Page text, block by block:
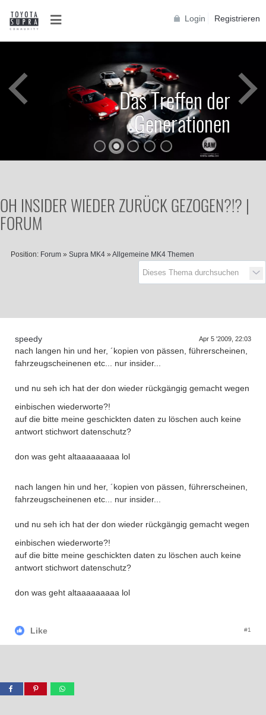
Login Registrieren
D
a
s
T
r
e
f
f
e
n
d
e
r
G
e
n
e
r
a
t
i
o
n
e
n
Das Treffen der
Generationen
OH INSIDER WIEDER ZURÜCK GEZOGEN?!? |
FORUM
Position: Forum » Supra MK4 » Allgemeine MK4 Themen
speedy Apr 5 '2009, 22:03
nach langen hin und her, ´kopien von pässen, führerscheinen,
fahrzeugscheinenen etc... nur insider...
und nu seh ich hat der don wieder rückgängig gemacht wegen
einbischen wiederworte?!
auf die bitte meine geschickten daten zu löschen auch keine
antwort stichwort datenschutz?
don was geht altaaaaaaaaa lol
nach langen hin und her, ´kopien von pässen, führerscheinen,
fahrzeugscheinenen etc... nur insider...
und nu seh ich hat der don wieder rückgängig gemacht wegen
einbischen wiederworte?!
auf die bitte meine geschickten daten zu löschen auch keine
antwort stichwort datenschutz?
don was geht altaaaaaaaaa lol
Like #1